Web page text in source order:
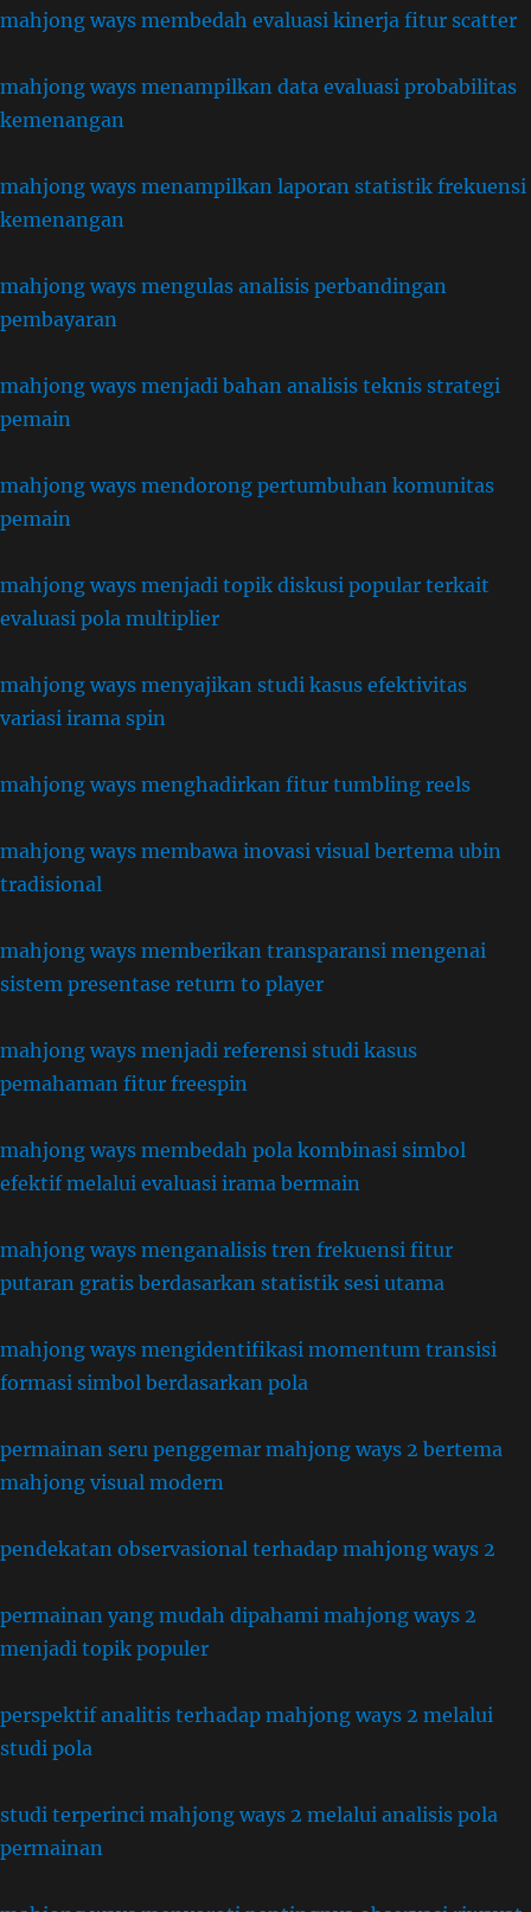
mahjong ways membedah evaluasi kinerja fitur scatter
mahjong ways menampilkan data evaluasi probabilitas
kemenangan
mahjong ways menampilkan laporan statistik frekuensi
kemenangan
mahjong ways mengulas analisis perbandingan
pembayaran
mahjong ways menjadi bahan analisis teknis strategi
pemain
mahjong ways mendorong pertumbuhan komunitas
pemain
mahjong ways menjadi topik diskusi popular terkait
evaluasi pola multiplier
mahjong ways menyajikan studi kasus efektivitas
variasi irama spin
mahjong ways menghadirkan fitur tumbling reels
mahjong ways membawa inovasi visual bertema ubin
tradisional
mahjong ways memberikan transparansi mengenai
sistem presentase return to player
mahjong ways menjadi referensi studi kasus
pemahaman fitur freespin
mahjong ways membedah pola kombinasi simbol
efektif melalui evaluasi irama bermain
mahjong ways menganalisis tren frekuensi fitur
putaran gratis berdasarkan statistik sesi utama
mahjong ways mengidentifikasi momentum transisi
formasi simbol berdasarkan pola
permainan seru penggemar mahjong ways 2 bertema
mahjong visual modern
pendekatan observasional terhadap mahjong ways 2
permainan yang mudah dipahami mahjong ways 2
menjadi topik populer
perspektif analitis terhadap mahjong ways 2 melalui
studi pola
studi terperinci mahjong ways 2 melalui analisis pola
permainan